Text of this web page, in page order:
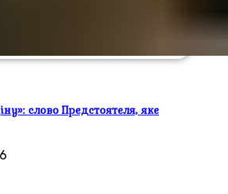
слово Предстоятеля, яке